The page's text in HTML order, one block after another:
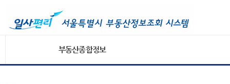
부동산종합정보